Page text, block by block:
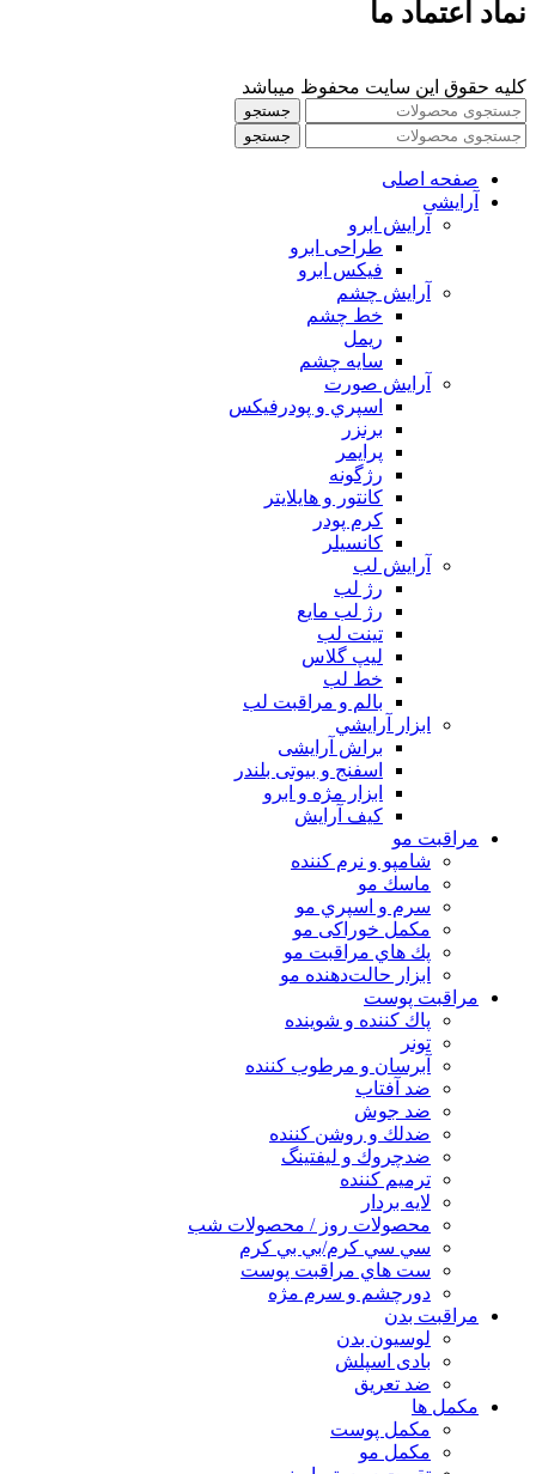
نماد اعتماد ما
کلیه حقوق این سایت محفوظ میباشد
جستجو
جستجو
صفحه اصلی
آرایشی
آرايش ابرو
طراحی ابرو
فیکس ابرو
آرايش چشم
خط چشم
ريمل
سايه چشم
آرايش صورت
اسپري و پودرفيكس
برنزر
پرايمر
رژگونه
كانتور و هايلايتر
كرم پودر
كانسيلر
آرايش لب
رژ لب
رژ لب مایع
تینت لب
لیپ گلاس
خط لب
بالم و مراقبت لب
ابزار آرايشي
براش آرایشی
اسفنج و بیوتی بلندر
ابزار مژه و ابرو
کیف آرایش
مراقبت مو
شامپو و نرم كننده
ماسك مو
سرم و اسپري مو
مكمل خوراكی مو
پك هاي مراقبت مو
ابزار حالت‌دهنده مو
مراقبت پوست
پاك كننده و شوينده
تونر
آبرسان و مرطوب كننده
ضد آفتاب
ضد جوش
ضدلك و روشن كننده
ضدچروك و ليفتينگ
ترميم كننده
لايه بردار
محصولات روز / محصولات شب
سي سي كرم/بي بي كرم
ست هاي مراقبت پوست
دورچشم و سرم مژه
مراقبت بدن
لوسیون بدن
بادی اسپلش
ضد تعریق
مكمل ها
مکمل پوست
مکمل مو